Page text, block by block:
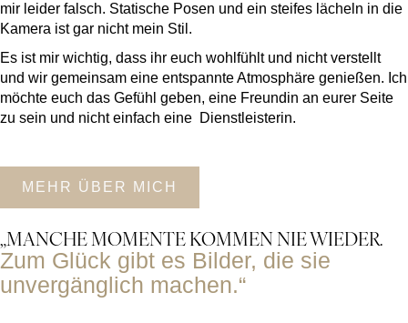
mir leider falsch. Statische Posen und ein steifes lächeln in die
Kamera ist gar nicht mein Stil.
Es ist mir wichtig, dass ihr euch wohlfühlt und nicht verstellt
und wir gemeinsam eine entspannte Atmosphäre genießen. Ich
möchte euch das Gefühl geben, eine Freundin an eurer Seite
zu sein und nicht einfach eine Dienstleisterin.
MEHR ÜBER MICH
„MANCHE MOMENTE KOMMEN NIE WIEDER.
Zum Glück gibt es Bilder, die sie
unvergänglich machen.“